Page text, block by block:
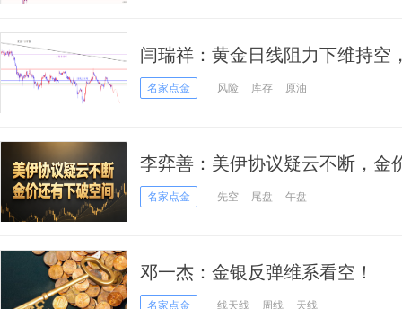
闫瑞祥：黄金日线阻力下维持空
位名家点金 风险 库存 原油
李弈善：美伊协议疑云不断，金
名家点金 先空 尾盘 午盘
邓一杰：金银反弹维系看空！
名家点金 线天线 周线 天线